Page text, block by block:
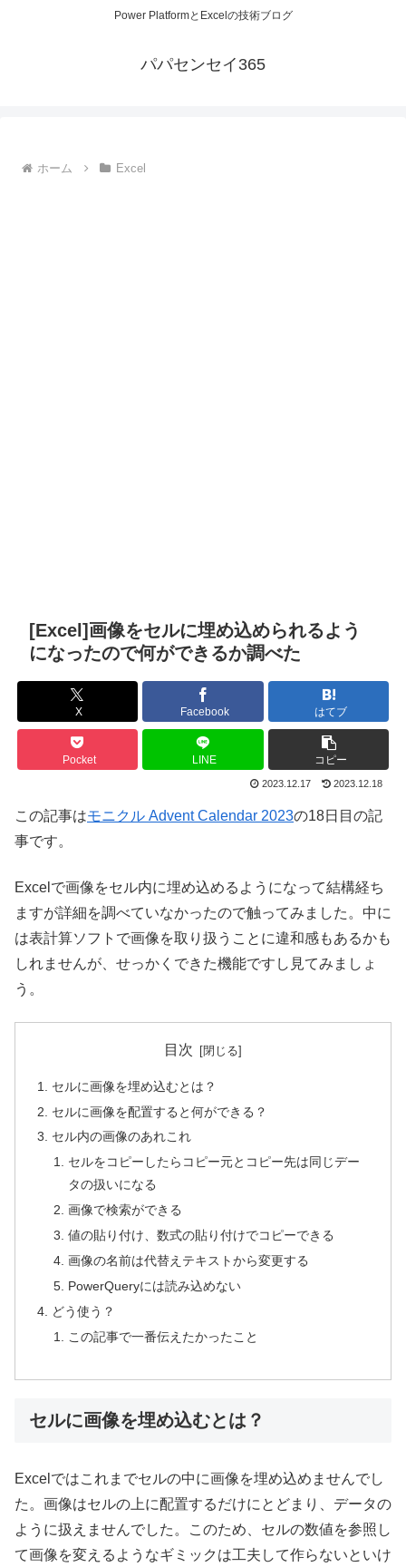
Power PlatformとExcelの技術ブログ
パパセンセイ365
ホーム Excel
[Excel]画像をセルに埋め込められるよう
になったので何ができるか調べた
X Facebook はてブ
Pocket LINE コピー
2023.12.17 2023.12.18
この記事はモニクル Advent Calendar 2023の18日目の記
事です。
Excelで画像をセル内に埋め込めるようになって結構経ち
ますが詳細を調べていなかったので触ってみました。中に
は表計算ソフトで画像を取り扱うことに違和感もあるかも
しれませんが、せっかくできた機能ですし見てみましょ
う。
目次
セルに画像を埋め込むとは？
セルに画像を配置すると何ができる？
セル内の画像のあれこれ
セルをコピーしたらコピー元とコピー先は同じデー
タの扱いになる
画像で検索ができる
値の貼り付け、数式の貼り付けでコピーできる
画像の名前は代替えテキストから変更する
PowerQueryには読み込めない
どう使う？
この記事で一番伝えたかったこと
セルに画像を埋め込むとは？
Excelではこれまでセルの中に画像を埋め込めませんでし
た。画像はセルの上に配置するだけにとどまり、データの
ように扱えませんでした。このため、セルの数値を参照し
て画像を変えるようなギミックは工夫して作らないといけ